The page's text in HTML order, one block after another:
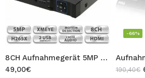
8CH Aufnahmegerät 5MP H265+ Hybrid 5in1 XMEYE DVR für Überwachungskamera VIVA Full HD CCTV IP XVI AHD TVI CVI CVBS Recorder H265X
49,00€
-66%
190,40€